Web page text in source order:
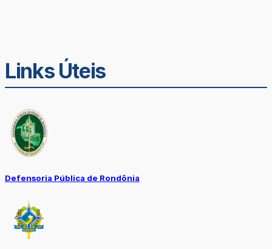
Links Úteis
Defensoria Pública de Rondônia